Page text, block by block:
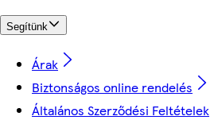
Segítünk
Árak
Biztonságos online rendelés
Általános Szerződési Feltételek